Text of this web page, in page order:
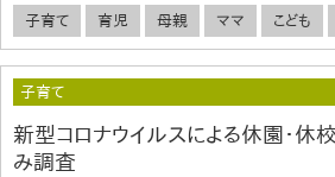
子育て 育児 母親 ママ こども
子育て
新型コロナウイルスによる休園・休
み調査